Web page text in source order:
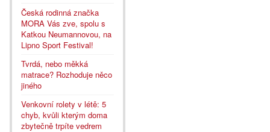
Česká rodinná značka
MORA Vás zve, spolu s
Katkou Neumannovou, na
Lipno Sport Festival!
Tvrdá, nebo měkká
matrace? Rozhoduje něco
jiného
Venkovní rolety v létě: 5
chyb, kvůli kterým doma
zbytečně trpíte vedrem